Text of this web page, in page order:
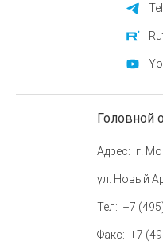
Головной
Адрес
г.
ул. Новый
Тел
+7
Факс
+7